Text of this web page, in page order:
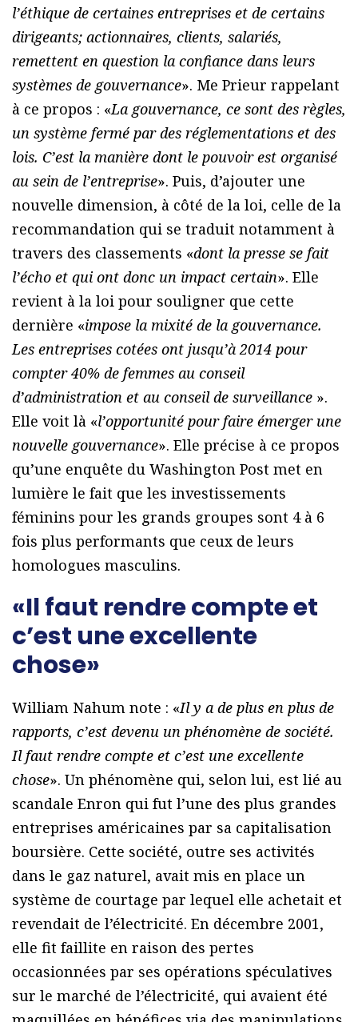
l’éthique de certaines entreprises et de certains
dirigeants; actionnaires, clients, salariés,
remettent en question la confiance dans leurs
systèmes de gouvernance». Me Prieur rappelant
à ce propos : «La gouvernance, ce sont des règles,
un système fermé par des réglementations et des
lois. C’est la manière dont le pouvoir est organisé
au sein de l’entreprise». Puis, d’ajouter une
nouvelle dimension, à côté de la loi, celle de la
recommandation qui se traduit notamment à
travers des classements «dont la presse se fait
l’écho et qui ont donc un impact certain». Elle
revient à la loi pour souligner que cette
dernière «impose la mixité de la gouvernance.
Les entreprises cotées ont jusqu’à 2014 pour
compter 40% de femmes au conseil
d’administration et au conseil de surveillance ».
Elle voit là «l’opportunité pour faire émerger une
nouvelle gouvernance». Elle précise à ce propos
qu’une enquête du Washington Post met en
lumière le fait que les investissements
féminins pour les grands groupes sont 4 à 6
fois plus performants que ceux de leurs
homologues masculins.
«Il faut rendre compte et
c’est une excellente
chose»
William Nahum note : «Il y a de plus en plus de
rapports, c’est devenu un phénomène de société.
Il faut rendre compte et c’est une excellente
chose». Un phénomène qui, selon lui, est lié au
scandale Enron qui fut l’une des plus grandes
entreprises américaines par sa capitalisation
boursière. Cette société, outre ses activités
dans le gaz naturel, avait mis en place un
système de courtage par lequel elle achetait et
revendait de l’électricité. En décembre 2001,
elle fit faillite en raison des pertes
occasionnées par ses opérations spéculatives
sur le marché de l’électricité, qui avaient été